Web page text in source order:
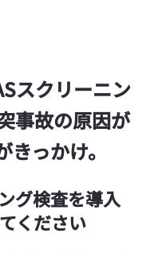
スクリーニン
事故の原因が
っかけ。
グ検査を導入
ください